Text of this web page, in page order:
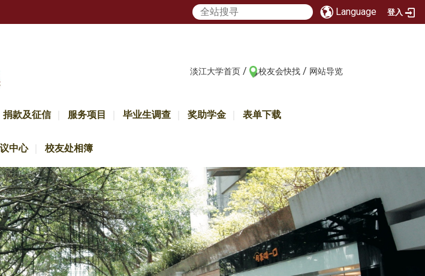
Language 登入
淡江大学首页 / 校友会快找 / 网站导览
捐款及征信 服务项目 毕业生调查 奖助学金 表单下载
中心 校友处相簿